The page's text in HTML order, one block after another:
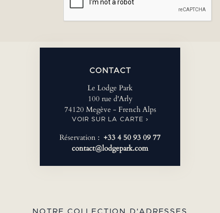
CONTACT
Le Lodge Park
100 rue d'Arly
74120 Megève - French Alps
VOIR SUR LA CARTE ›
Réservation : +33 4 50 93 09 77
contact@lodgepark.com
NOTRE COLLECTION D'ADRESSES